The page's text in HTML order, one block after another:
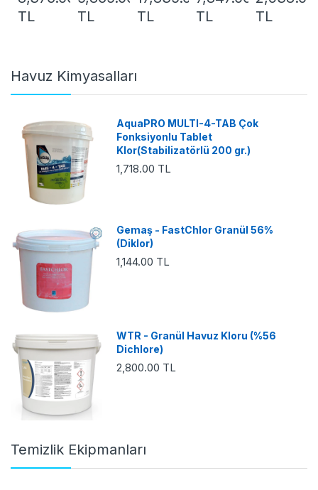
TL
TL
TL
TL
TL
Havuz Kimyasalları
AquaPRO MULTI-4-TAB Çok
Fonksiyonlu Tablet
Klor(Stabilizatörlü 200 gr.)
1,718.00 TL
Gemaş - FastChlor Granül 56%
(Diklor)
1,144.00 TL
WTR - Granül Havuz Kloru (%56
Dichlore)
2,800.00 TL
Temizlik Ekipmanları